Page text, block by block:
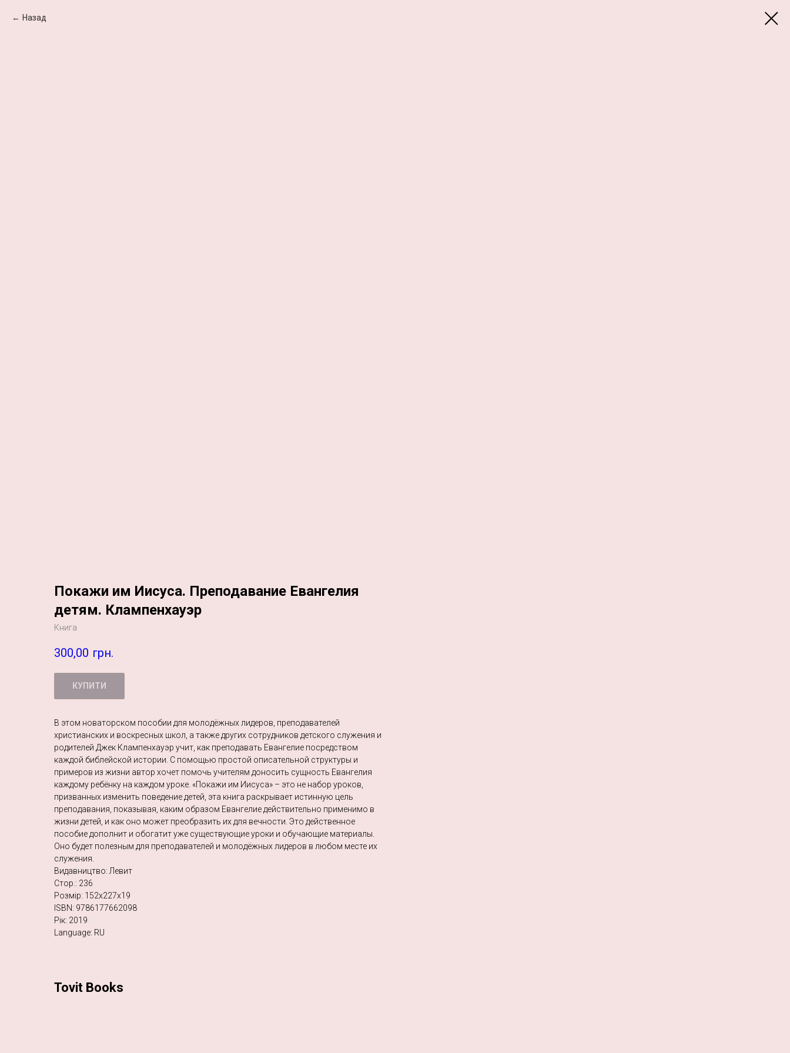
Назад
Покажи им Иисуса. Преподавание Евангелия
детям. Клампенхауэр
Книга
300,00 грн.
КУПИТИ
В этом новаторском пособии для молодёжных лидеров, преподавателей
христианских и воскресных школ, а также других сотрудников детского служения и
родителей Джек Клампенхауэр учит, как преподавать Евангелие посредством
каждой библейской истории. С помощью простой описательной структуры и
примеров из жизни автор хочет помочь учителям доносить сущность Евангелия
каждому ребёнку на каждом уроке. «Покажи им Иисуса» – это не набор уроков,
призванных изменить поведение детей, эта книга раскрывает истинную цель
преподавания, показывая, каким образом Евангелие действительно применимо в
жизни детей, и как оно может преобразить их для вечности. Это действенное
пособие дополнит и обогатит уже существующие уроки и обучающие материалы.
Оно будет полезным для преподавателей и молодёжных лидеров в любом месте их
служения.
Видавництво: Левит
Стор.: 236
Розмір: 152х227х19
ISBN: 9786177662098
Рік: 2019
Language: RU
Tovit Books